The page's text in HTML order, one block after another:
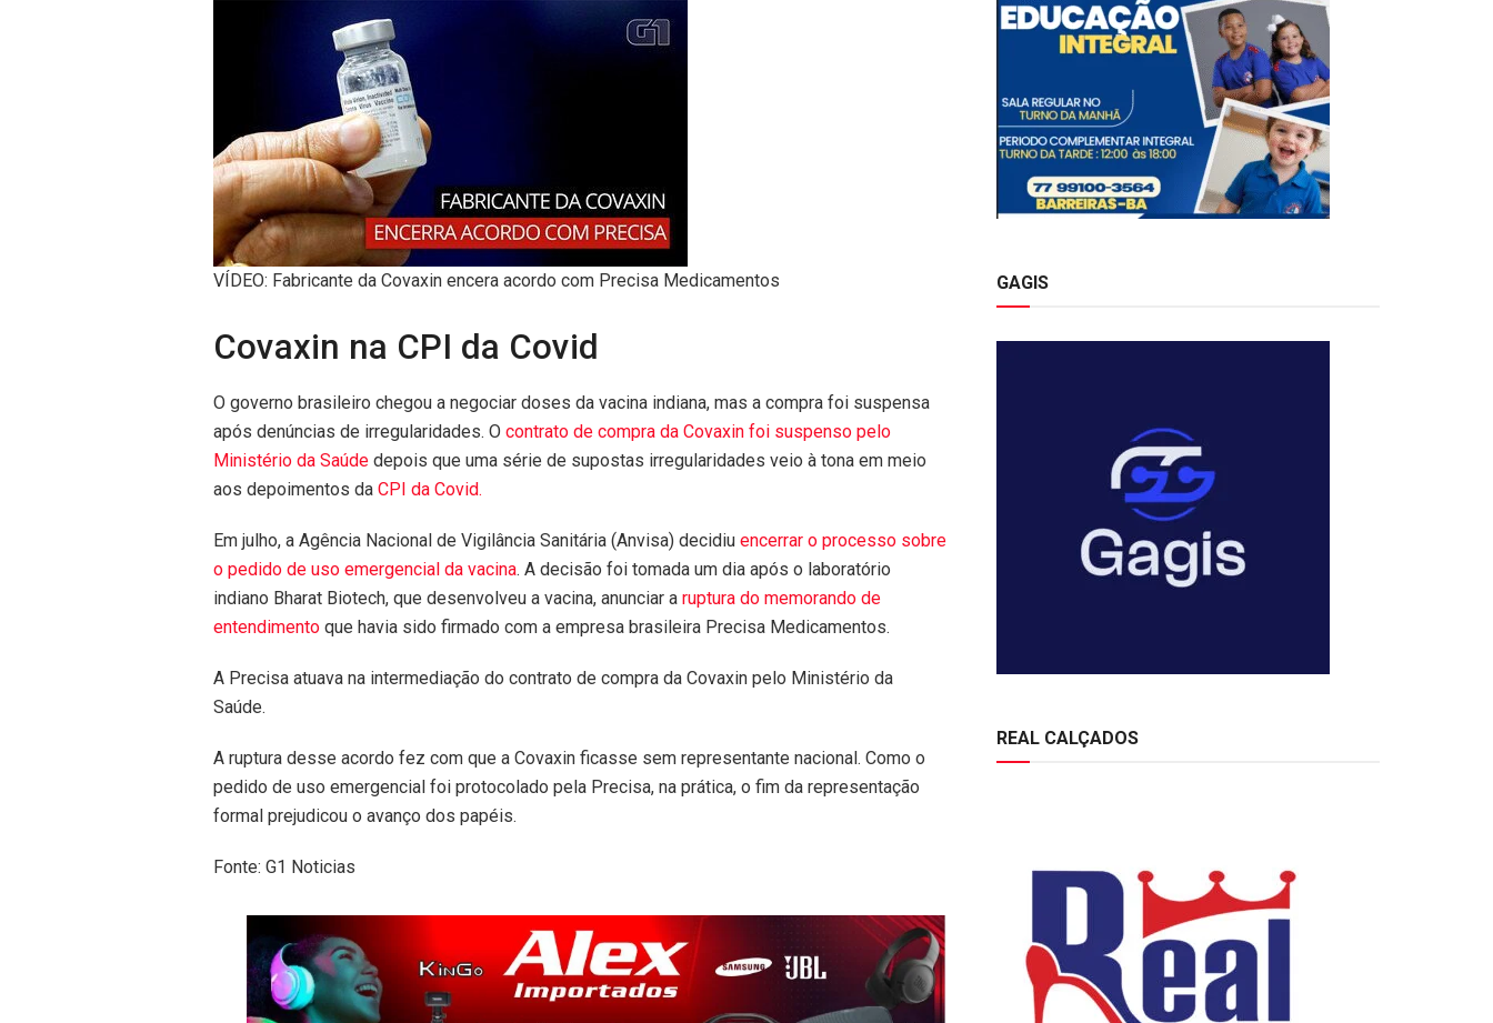
VÍDEO: Fabricante da Covaxin encera acordo com Precisa Medicamentos
Covaxin na CPI da Covid
O governo brasileiro chegou a negociar doses da vacina indiana, mas a compra foi suspensa
após denúncias de irregularidades. O contrato de compra da Covaxin foi suspenso pelo
Ministério da Saúde depois que uma série de supostas irregularidades veio à tona em meio
aos depoimentos da CPI da Covid.
Em julho, a Agência Nacional de Vigilância Sanitária (Anvisa) decidiu encerrar o processo sobre
o pedido de uso emergencial da vacina. A decisão foi tomada um dia após o laboratório
indiano Bharat Biotech, que desenvolveu a vacina, anunciar a ruptura do memorando de
entendimento que havia sido firmado com a empresa brasileira Precisa Medicamentos.
A Precisa atuava na intermediação do contrato de compra da Covaxin pelo Ministério da
Saúde.
A ruptura desse acordo fez com que a Covaxin ficasse sem representante nacional. Como o
pedido de uso emergencial foi protocolado pela Precisa, na prática, o fim da representação
formal prejudicou o avanço dos papéis.
Fonte: G1 Noticias
GAGIS
REAL CALÇADOS